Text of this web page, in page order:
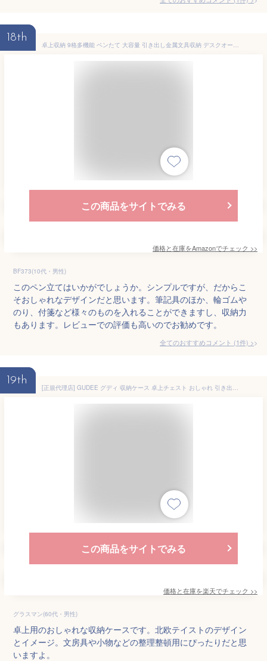
18th
卓上収納 9格多機能 ペンたて 大容量 引き出し金属文具収納 デスクオーガナイザー 机の上の小物整理に最適 です 黒 22.5mm*10.5mm*11.3mm
この商品をサイトでみる
価格と在庫をAmazonでチェック >>
BF373(10代・男性)
このペン立てはいかがでしょうか。シンプルですが、だからこ
そおしゃれなデザインだと思います。筆記具のほか、輪ゴムや
のり、付箋など様々のものを入れることができますし、収納力
もあります。レビューでの評価も高いのでお勧めです。
全てのおすすめコメント (1件) >
19th
[正規代理店] GUDEE グディ 収納ケース 卓上チェスト おしゃれ 引き出し 3ドロワー 2段 小物収納 竹 布 Ree-Desktop 3drawer cabinet GudeeLife
この商品をサイトでみる
価格と在庫を楽天でチェック >>
グラスマン(60代・男性)
卓上用のおしゃれな収納ケースです。北欧テイストのデザイン
とイメージ。文房具や小物などの整理整頓用にぴったりだと思
いますよ。